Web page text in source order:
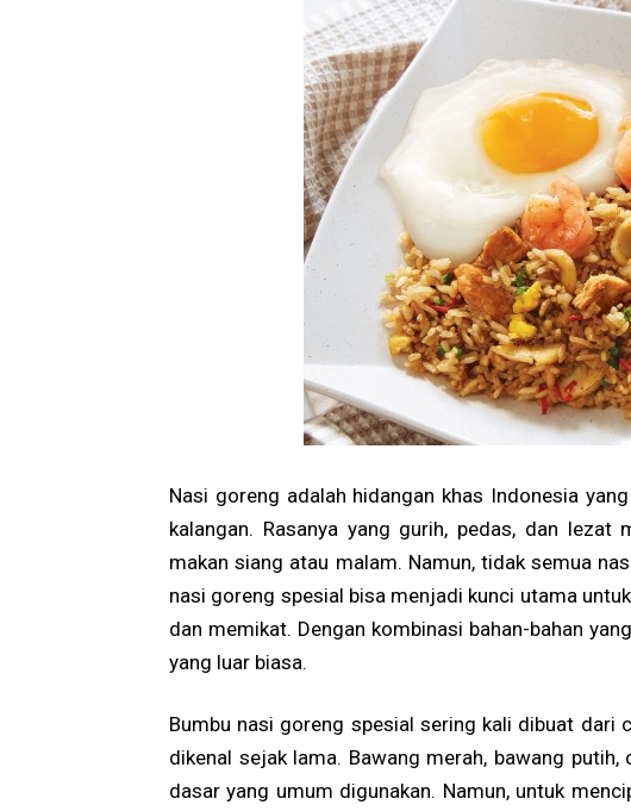
Nasi goreng adalah hidangan khas Indonesia
kalangan. Rasanya yang gurih, pedas, dan lezat
makan siang atau malam. Namun, tidak semua
nasi goreng spesial bisa menjadi kunci utama
dan memikat. Dengan kombinasi bahan-bahan
yang luar biasa.
Bumbu nasi goreng spesial sering kali dibuat dari
dikenal sejak lama. Bawang merah, bawang putih,
dasar yang umum digunakan. Namun, untuk